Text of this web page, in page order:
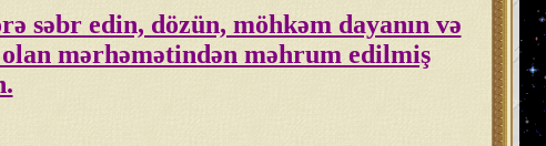
səbr edin, dözün, möhkəm dayanın və
mərhəmətindən məhrum edilmiş